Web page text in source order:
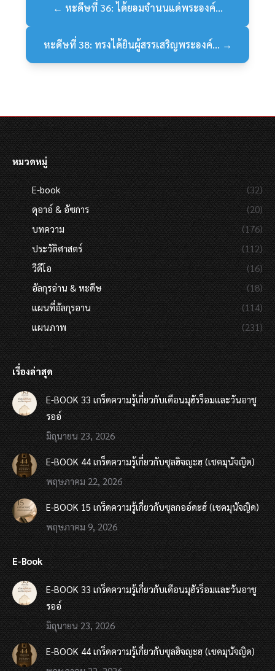
← หะดีษที่ 36: ได้ยอมจำนนแด่พระองค์...
หะดีษที่ 38: ทรงได้ยินผู้สรรเสริญพระองค์... →
หมวดหมู่
E-book
(32)
ดุอาอ์ & อัซการ
(20)
บทความ
(176)
ประวัติศาสตร์
(112)
วีดีโอ
(16)
อัลกุรอ่าน & หะดีษ
(18)
แผนที่อัลกุรอาน
(114)
แผนภาพ
(231)
เรื่องล่าสุด
E-BOOK 33 เกร็ดความรู้เกี่ยวกับเดือนมุฮัรร็อมและวันอาชู
รออ์
มิถุนายน 23, 2026
E-BOOK 44 เกร็ดความรู้เกี่ยวกับซุลฮิจญะฮฺ (เชคมุนัจญิด)
พฤษภาคม 22, 2026
E-BOOK 15 เกร็ดความรู้เกี่ยวกับซุลกออ์ดะฮ์ (เชคมุนัจญิด)
พฤษภาคม 9, 2026
E-Book
E-BOOK 33 เกร็ดความรู้เกี่ยวกับเดือนมุฮัรร็อมและวันอาชู
รออ์
มิถุนายน 23, 2026
E-BOOK 44 เกร็ดความรู้เกี่ยวกับซุลฮิจญะฮฺ (เชคมุนัจญิด)